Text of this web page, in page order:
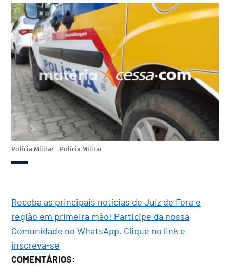
Polícia Militar - Polícia Militar
Receba as principais notícias de Juiz de Fora e
região em primeira mão! Participe da nossa
Comunidade no WhatsApp. Clique no link e
inscreva-se
COMENTÁRIOS: